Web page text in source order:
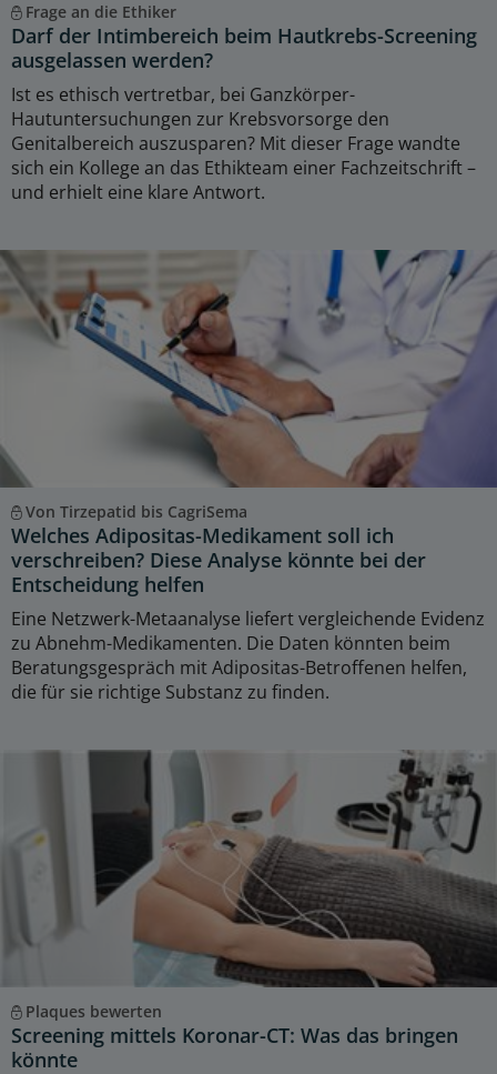
Frage an die Ethiker
Darf der Intimbereich beim Hautkrebs-Screening
ausgelassen werden?
Ist es ethisch vertretbar, bei Ganzkörper-
Hautuntersuchungen zur Krebsvorsorge den
Genitalbereich auszusparen? Mit dieser Frage wandte
sich ein Kollege an das Ethikteam einer Fachzeitschrift –
und erhielt eine klare Antwort.
Von Tirzepatid bis CagriSema
Welches Adipositas-Medikament soll ich
verschreiben? Diese Analyse könnte bei der
Entscheidung helfen
Eine Netzwerk-Metaanalyse liefert vergleichende Evidenz
zu Abnehm-Medikamenten. Die Daten könnten beim
Beratungsgespräch mit Adipositas-Betroffenen helfen,
die für sie richtige Substanz zu finden.
Plaques bewerten
Screening mittels Koronar-CT: Was das bringen
könnte